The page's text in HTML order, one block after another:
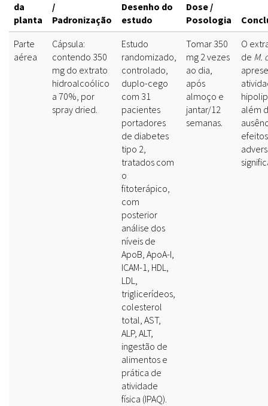
da
planta
/
Padronização
Desenho do
estudo
Dose /
Posologia
Parte
aérea
Cápsula:
contendo 350
mg do extrato
hidroalcoólico
a 70%, por
spray dried.
Estudo
randomizado,
controlado,
duplo-cego
com 31
pacientes
portadores
de diabetes
tipo 2,
tratados com
o
fitoterápico,
com
posterior
análise dos
níveis de
ApoB, ApoA-I,
ICAM-1, HDL,
LDL,
triglicerídeos,
colesterol
total, AST,
ALP, ALT,
ingestão de
alimentos e
prática de
atividade
física (IPAQ).
Tomar 350
mg 2 vezes
ao dia,
após
almoço e
jantar/12
semanas.
O
de M.
além
efeitos